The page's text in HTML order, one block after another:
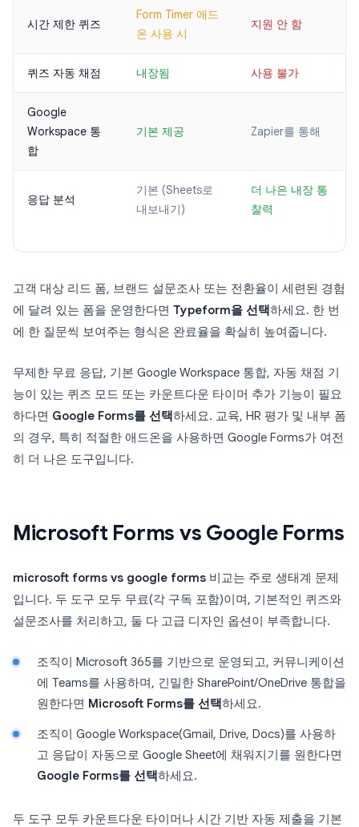
시간 제한 퀴즈
Form Timer 애드
온 사용 시
지원 안 함
퀴즈 자동 채점 내장됨 사용 불가
Google
Workspace 통
합
기본 제공 Zapier를 통해
응답 분석
기본 (Sheets로
내보내기)
더 나은 내장 통
찰력
고객 대상 리드 폼, 브랜드 설문조사 또는 전환율이 세련된 경험
에 달려 있는 폼을 운영한다면 Typeform을 선택하세요. 한 번
에 한 질문씩 보여주는 형식은 완료율을 확실히 높여줍니다.
무제한 무료 응답, 기본 Google Workspace 통합, 자동 채점 기
능이 있는 퀴즈 모드 또는 카운트다운 타이머 추가 기능이 필요
하다면 Google Forms를 선택하세요. 교육, HR 평가 및 내부 폼
의 경우, 특히 적절한 애드온을 사용하면 Google Forms가 여전
히 더 나은 도구입니다.
Microsoft Forms vs Google Forms
microsoft forms vs google forms 비교는 주로 생태계 문제
입니다. 두 도구 모두 무료(각 구독 포함)이며, 기본적인 퀴즈와
설문조사를 처리하고, 둘 다 고급 디자인 옵션이 부족합니다.
조직이 Microsoft 365를 기반으로 운영되고, 커뮤니케이션
에 Teams를 사용하며, 긴밀한 SharePoint/OneDrive 통합을
원한다면 Microsoft Forms를 선택하세요.
조직이 Google Workspace(Gmail, Drive, Docs)를 사용하
고 응답이 자동으로 Google Sheet에 채워지기를 원한다면
Google Forms를 선택하세요.
두 도구 모두 카운트다운 타이머나 시간 기반 자동 제출을 기본